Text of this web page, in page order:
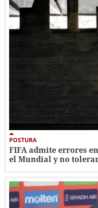
POSTURA
FIFA admite errores
el Mundial y no